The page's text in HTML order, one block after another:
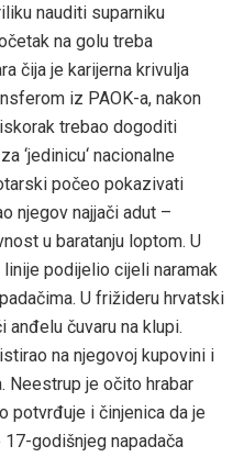
nauditi suparniku
na golu treba
čija je karijerna krivulja
iz PAOK-a, nakon
trebao dogoditi
‘jedinicu‘ nacionalne
počeo pokazivati
njegov najjači adut –
u baratanju loptom. U
podijelio cijeli naramak
U frižideru hrvatski
anđelu čuvaru na klupi.
na njegovoj kupovini i
Neestrup je očito hrabar
potvrđuje i činjenica da je
godišnjeg napadača